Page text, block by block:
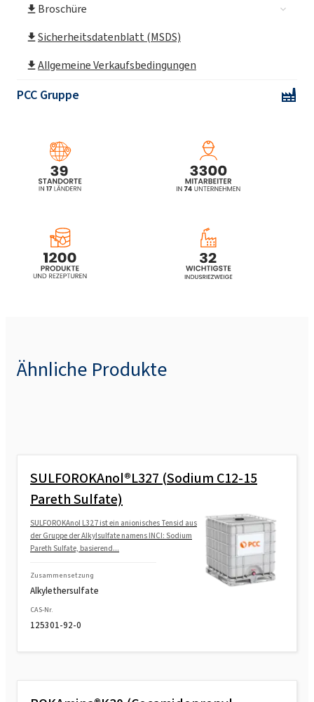
Broschüre
Sicherheitsdatenblatt (MSDS)
Allgemeine Verkaufsbedingungen
PCC Gruppe
Surmax® CS-586
Surmax® CS-634
Ähnliche Produkte
SULFOROKAnol®L327 (Sodium C12-15
Pareth Sulfate)
SULFOROKAnol L327 ist ein anionisches Tensid aus
der Gruppe der Alkylsulfate namens INCI: Sodium
Pareth Sulfate, basierend...
Zusammensetzung
Alkylethersulfate
CAS-Nr.
125301-92-0